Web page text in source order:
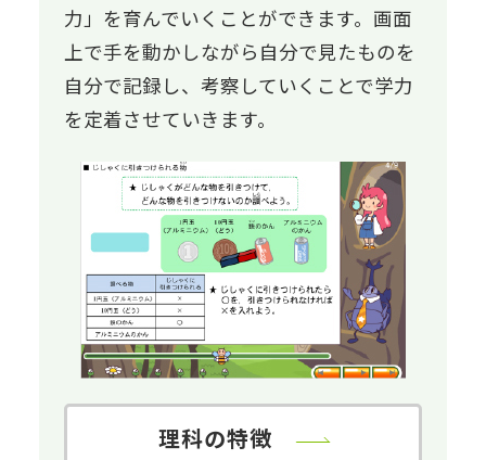
力」を育んでいくことができます。画面
上で手を動かしながら自分で見たものを
自分で記録し、考察していくことで学力
を定着させていきます。
理科の特徴